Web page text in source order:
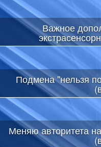
Важное
Подмена "нельзя
Меняю авторитета